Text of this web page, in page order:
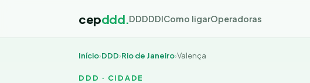
cepddd.DDDDDIComo ligarOperadoras
Início›DDD›Rio de Janeiro›Valença
DDD · CIDADE